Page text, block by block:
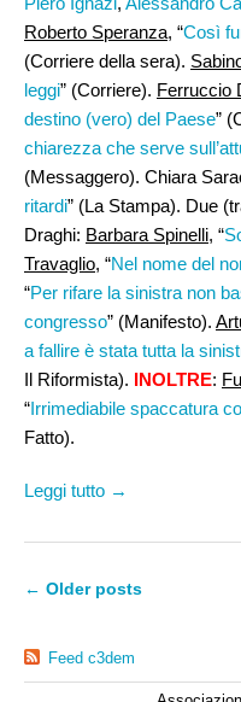
Roberto Speranza, “Così
(Corriere della sera).
leggi” (Corriere). Ferruccio
destino (vero) del Paese”
chiarezza che serve
(Messaggero). Chiara
ritardi” (La Stampa). Due
Draghi: Barbara Spinelli, “
Travaglio, “Nel nome del
“Per rifare la sinistra non
congresso” (Manifesto).
a fallire è stata tutta la
Il Riformista). INOLTRE:
“Irrimediabile spaccatura
Fatto).
Leggi tutto →
← Older posts
Feed c3dem